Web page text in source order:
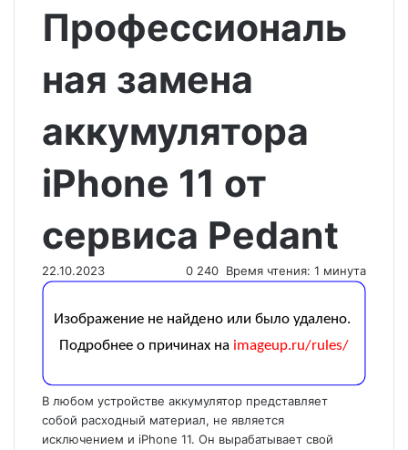
Профессиональ
ная замена
аккумулятора
iPhone 11 от
сервиса Pedant
22.10.2023 0 240 Время чтения: 1 минута
В любом устройстве аккумулятор представляет
собой расходный материал, не является
исключением и iPhone 11. Он вырабатывает свой